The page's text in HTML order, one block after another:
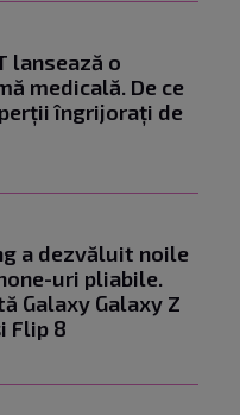
lansează o
medicală. De ce
îngrijorați de
a dezvăluit noile
uri pliabile.
Galaxy Galaxy Z
Flip 8